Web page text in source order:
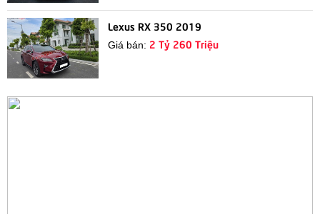
Lexus RX 350 2019
Giá bán: 2 Tỷ 260 Triệu